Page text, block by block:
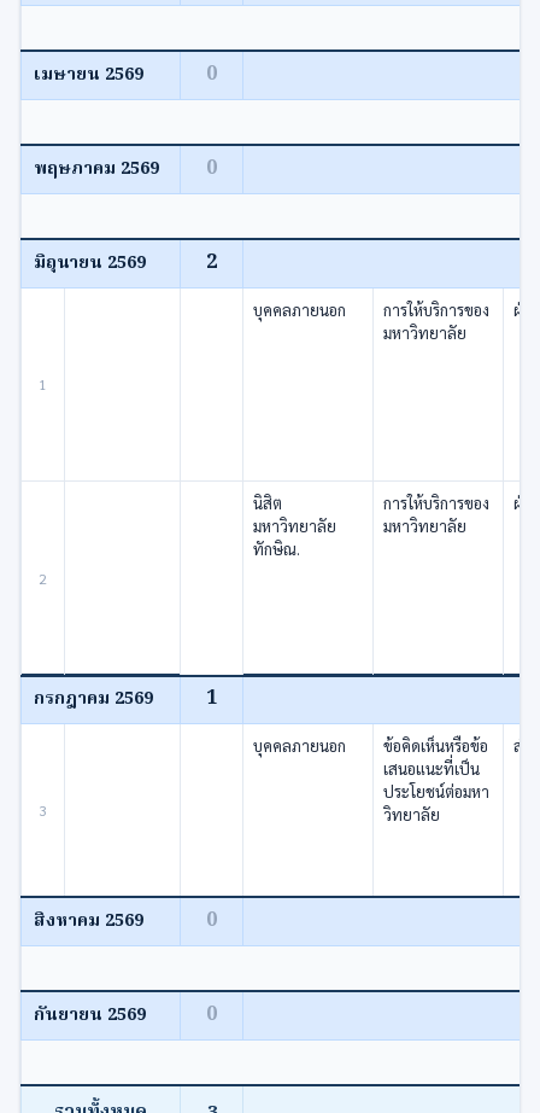
เมษายน 2569 0
พฤษภาคม 2569 0
มิถุนายน 2569 2
1
บุคคลภายนอก
การให้บริการของ
มหาวิทยาลัย
ฝ่า
2
นิสิต
มหาวิทยาลัย
ทักษิณ.
การให้บริการของ
มหาวิทยาลัย
ฝ่า
กรกฎาคม 2569 1
3
บุคคลภายนอก
ข้อคิดเห็นหรือข้อ
เสนอแนะที่เป็น
ประโยชน์ต่อมหา
วิทยาลัย
สำ
สิงหาคม 2569 0
กันยายน 2569 0